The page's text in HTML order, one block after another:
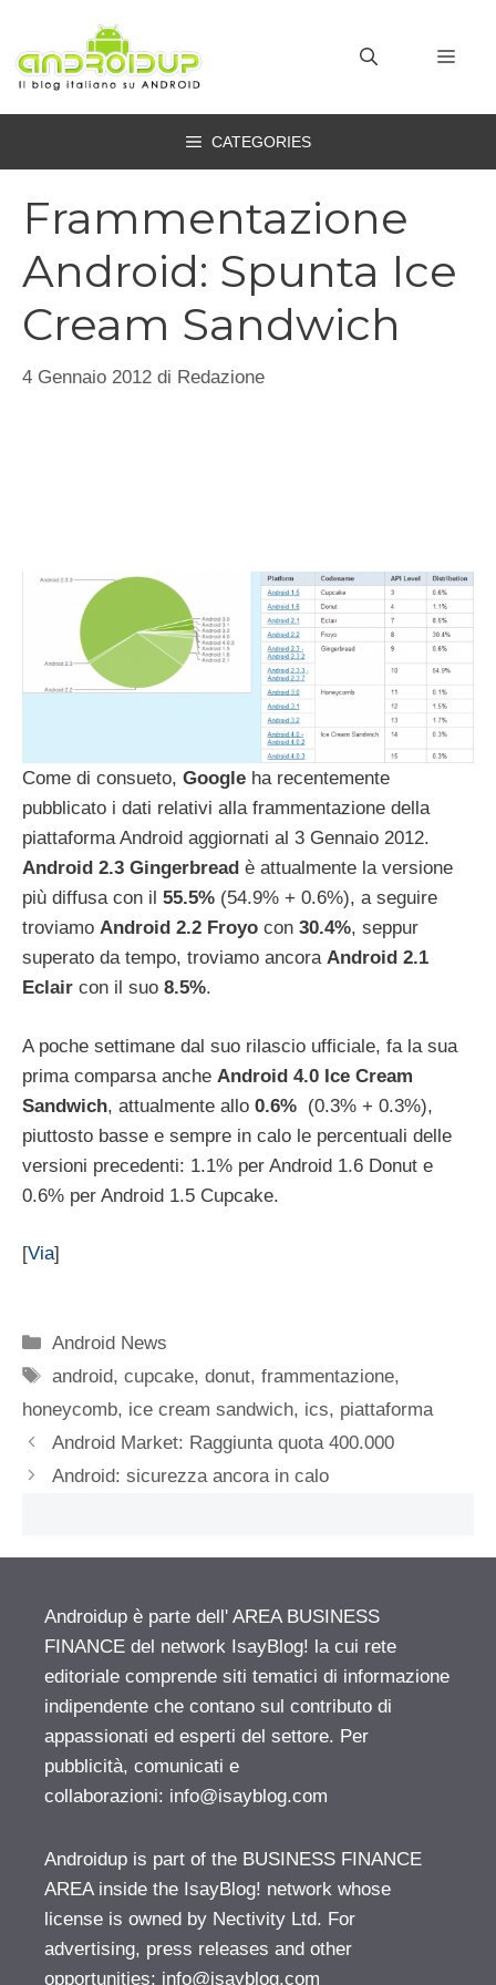
contenuto
CATEGORIES
Frammentazione
Android: Spunta Ice
Cream Sandwich
4 Gennaio 2012 di Redazione
Come di consueto, Google ha recentemente
pubblicato i dati relativi alla frammentazione della
piattaforma Android aggiornati al 3 Gennaio 2012.
Android 2.3 Gingerbread è attualmente la versione
più diffusa con il 55.5% (54.9% + 0.6%), a seguire
troviamo Android 2.2 Froyo con 30.4%, seppur
superato da tempo, troviamo ancora Android 2.1
Eclair con il suo 8.5%.
A poche settimane dal suo rilascio ufficiale, fa la sua
prima comparsa anche Android 4.0 Ice Cream
Sandwich, attualmente allo 0.6% (0.3% + 0.3%),
piuttosto basse e sempre in calo le percentuali delle
versioni precedenti: 1.1% per Android 1.6 Donut e
0.6% per Android 1.5 Cupcake.
[Via]
Categorie
Android News
Tag
android,cupcake,donut,frammentazione,
honeycomb, ice cream sandwich, ics, piattaforma
Android Market: Raggiunta quota 400.000
Android: sicurezza ancora in calo
Androidup è parte dell' AREA BUSINESS
FINANCE del network IsayBlog! la cui rete
editoriale comprende siti tematici di informazione
indipendente che contano sul contributo di
appassionati ed esperti del settore. Per
pubblicità, comunicati e
collaborazioni: info@isayblog.com
Androidup is part of the BUSINESS FINANCE
AREA inside the IsayBlog! network whose
license is owned by Nectivity Ltd. For
advertising, press releases and other
opportunities: info@isayblog.com